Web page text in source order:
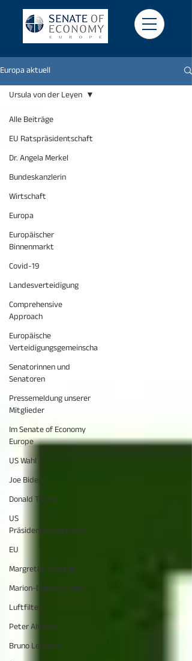
Europa aktuell
Alle Beiträge
EU Ratspräsidentschaft
Dr. Angela Merkel
Bundeskanzlerin
Wirtschaft
Europa
Europäischer
Binnenmarkt
Covid-19
Landesverteidigung
Comprehensive
Approach
Europäische
Verteidigungsgemeinscha
Senatorinnen und
Senatoren
Pressemeldung unserer
Mitglieder
Im Senate of Economy
Europe
US Wahl
Joe Biden
Donald Trump
US
Präsidentschaftswahl
EU
Margrethe Vestager
Marion-Dönhoff-Preis
Luftfilter
Peter Altmaier
Bruno Le Maire
Ursula von der Leyen